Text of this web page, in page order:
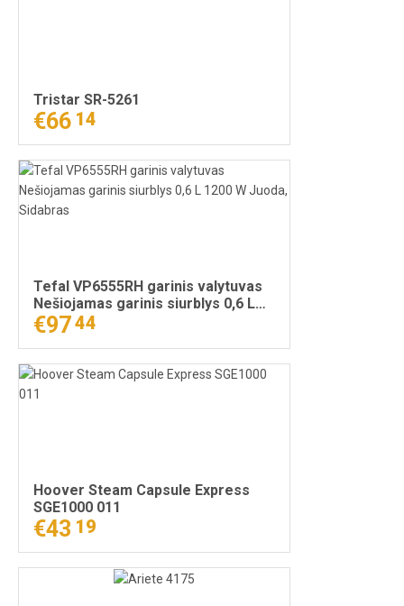
Tristar SR-5261
€66 14
Tefal VP6555RH garinis valytuvas
Nešiojamas garinis siurblys 0,6 L
1200 W Juoda, Sidabras
€9744
Hoover Steam Capsule Express
SGE1000 011
€43 19